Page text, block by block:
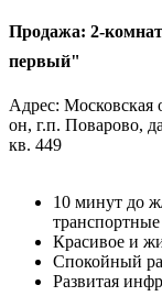
Продажа: 2-
первый"
Адрес:
он, г.п. Поварово,
кв. 449
10 минут до
Красивое и
Спокойный
Развитая